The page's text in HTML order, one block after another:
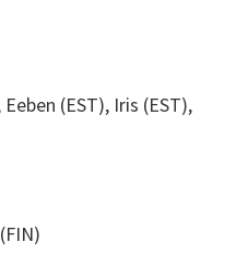
(EST), Iris (EST),